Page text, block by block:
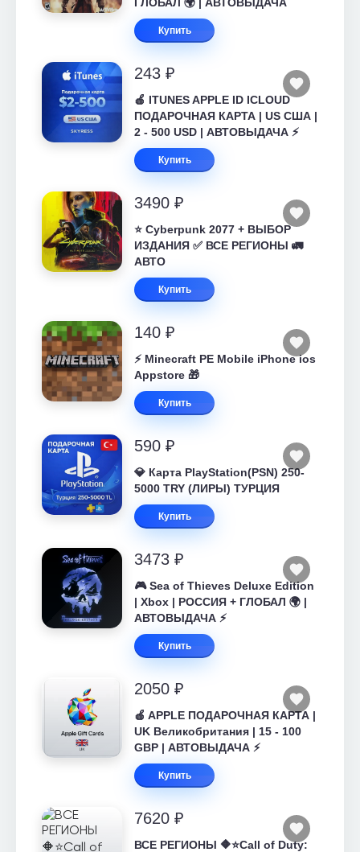
Купить
243 ₽
🍎 ITUNES APPLE ID ICLOUD
ПОДАРОЧНАЯ КАРТА | US США |
2 - 500 USD | АВТОВЫДАЧА ⚡️
Купить
3490 ₽
⭐ Cyberpunk 2077 + ВЫБОР
ИЗДАНИЯ ✅ ВСЕ РЕГИОНЫ 🚛
АВТО
Купить
140 ₽
⚡️ Minecraft PE Mobile iPhone ios
Appstore 🎁
Купить
590 ₽
💎 Карта PlayStation(PSN) 250-
5000 TRY (ЛИРЫ) ТУРЦИЯ
Купить
3473 ₽
🎮 Sea of Thieves Deluxe Edition
| Xbox | РОССИЯ + ГЛОБАЛ 🌍 |
АВТОВЫДАЧА ⚡
Купить
2050 ₽
🍎 APPLE ПОДАРОЧНАЯ КАРТА |
UK Великобритания | 15 - 100
GBP | АВТОВЫДАЧА ⚡️
Купить
7620 ₽
ВСЕ РЕГИОНЫ 🔶⭐Call of Duty: